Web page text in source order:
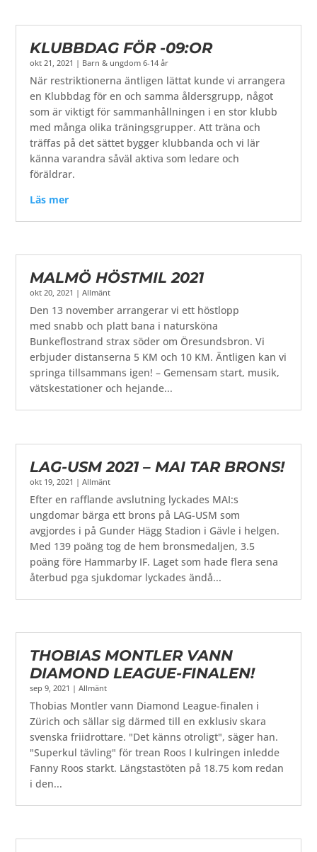
KLUBBDAG FÖR -09:OR
okt 21, 2021 | Barn & ungdom 6-14 år
När restriktionerna äntligen lättat kunde vi arrangera
en Klubbdag för en och samma åldersgrupp, något
som är viktigt för sammanhållningen i en stor klubb
med många olika träningsgrupper. Att träna och
träffas på det sättet bygger klubbanda och vi lär
känna varandra såväl aktiva som ledare och
föräldrar.
Läs mer
MALMÖ HÖSTMIL 2021
okt 20, 2021 |Allmänt
Den 13 november arrangerar vi ett höstlopp
med snabb och platt bana i natursköna
Bunkeflostrand strax söder om Öresundsbron. Vi
erbjuder distanserna 5 KM och 10 KM. Äntligen kan vi
springa tillsammans igen! – Gemensam start, musik,
vätskestationer och hejande...
LAG-USM 2021 – MAI TAR BRONS!
okt 19, 2021 |Allmänt
Efter en rafflande avslutning lyckades MAI:s
ungdomar bärga ett brons på LAG-USM som
avgjordes i på Gunder Hägg Stadion i Gävle i helgen.
Med 139 poäng tog de hem bronsmedaljen, 3.5
poäng före Hammarby IF. Laget som hade flera sena
återbud pga sjukdomar lyckades ändå...
THOBIAS MONTLER VANN
DIAMOND LEAGUE-FINALEN!
sep 9, 2021 |Allmänt
Thobias Montler vann Diamond League-finalen i
Zürich och sällar sig därmed till en exklusiv skara
svenska friidrottare. "Det känns otroligt", säger han.
"Superkul tävling" för trean Roos I kulringen inledde
Fanny Roos starkt. Längstastöten på 18.75 kom redan
i den...